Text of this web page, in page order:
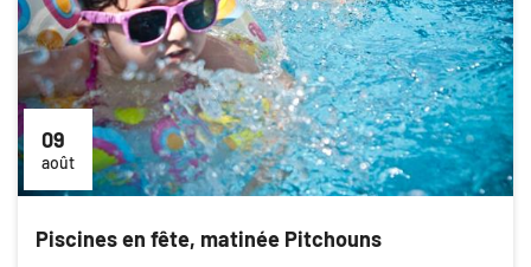
09
août
Piscines en fête, matinée Pitchouns